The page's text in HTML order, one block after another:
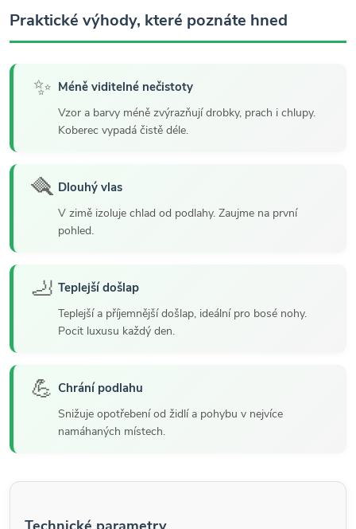
Praktické výhody, které poznáte hned
✨ Méně viditelné nečistoty
Vzor a barvy méně zvýrazňují drobky, prach i chlupy.
Koberec vypadá čistě déle.
🪮 Dlouhý vlas
V zimě izoluje chlad od podlahy. Zaujme na první
pohled.
🦶 Teplejší došlap
Teplejší a příjemnější došlap, ideální pro bosé nohy.
Pocit luxusu každý den.
💪 Chrání podlahu
Snižuje opotřebení od židlí a pohybu v nejvíce
namáhaných místech.